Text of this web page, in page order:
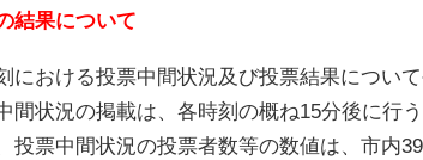
結果について
における投票中間状況及び投票結果について
間状況の掲載は、各時刻の概ね15分後に行う
投票中間状況の投票者数等の数値は、市内